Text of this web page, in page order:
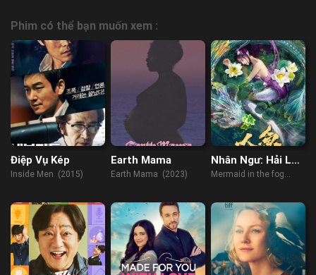
Phim có thể bạn muốn xem :
Điệp Vụ Kép
Inside Men (2015)
Earth Mama
Earth Mama (2023)
Nhân Ngư: Hải Lao
Vật Quái
Mermaid in the fog